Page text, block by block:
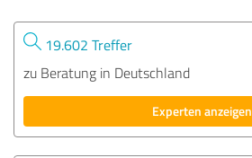
19.602 Treffer
zu Beratung in Deutschland
Experten anzeigen